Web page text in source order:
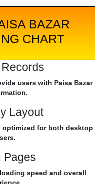
BAZAR
CHART
users with Paisa Bazar
Layout
optimized for both desktop
Pages
speed and overall